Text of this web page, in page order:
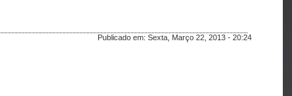
Publicado em: Sexta, Março 22, 2013 - 20:24